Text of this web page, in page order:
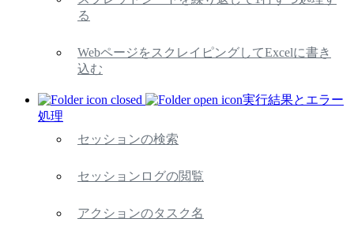
る
WebページをスクレイピングしてExcelに書き
込む
実行結果とエラー
処理
セッションの検索
セッションログの閲覧
アクションのタスク名